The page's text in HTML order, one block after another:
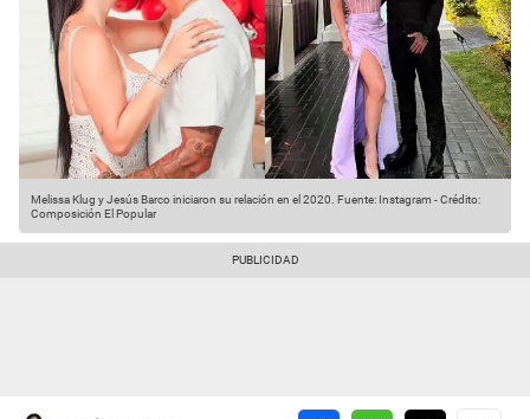
Melissa Klug y Jesús Barco iniciaron su relación en el 2020. Fuente: Instagram -Crédito:
Composición El Popular